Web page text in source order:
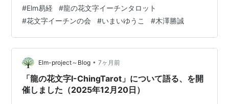
の絵柄の花文字に込めた意味を、 木澤先生からはそれぞ
れの卦の解説がされました。 毎回の4つのカードの読み
解きコーナーも健在です。 今回も読み解きして頂きまし
た。 読み解きのコーナーも恒例の 大喜利みたいな感じに
なってきていて 楽しんで行っています。 次回は2026…
#Elm易経 #龍の花文字イーチンタロット
#花文字イーチンの会 #いまいゆうこ #木澤勝誠
Elm-project～Blog • 7ヶ月前
「龍の花文字I-ChingTarot」について語る、を開
催しました（2025年12月20日）